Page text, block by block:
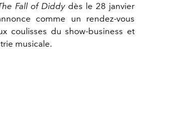
Fall of Diddydès le 28 janvier
comme un rendez-vous
coulisses du show-business et
musicale.